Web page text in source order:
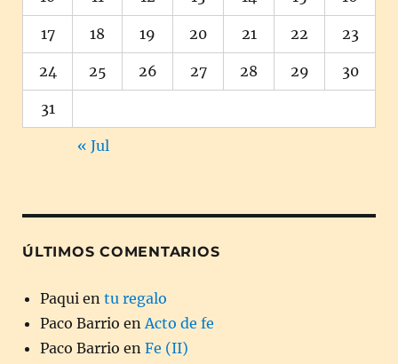
17 18 19 20 21 22 23
24 25 26 27 28 29 30
31
« Jul
ÚLTIMOS COMENTARIOS
Paqui en tu regalo
Paco Barrio en Acto de fe
Paco Barrio en Fe (II)